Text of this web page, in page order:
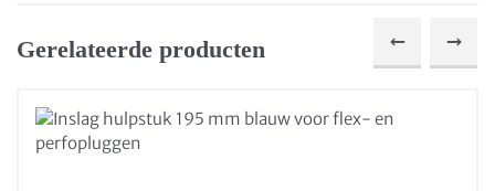
Gerelateerde producten